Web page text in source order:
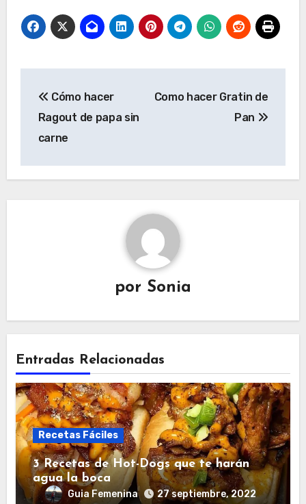
de
entradas
Cómo hacer
Ragout de papa sin
carne
Como hacer Gratin de
Pan
por Sonia
Entradas Relacionadas
Recetas Fáciles
3 Recetas de Hot-Dogs que te harán
agua la boca
Guia Femenina 27 septiembre, 2022